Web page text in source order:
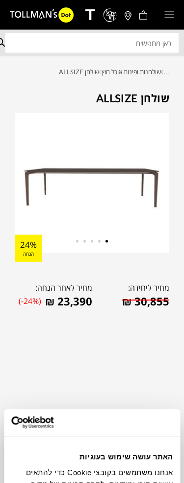
האתר עושה שימוש בעוגיות
אנחנו משתמשים בקובצי Cookie כדי להתאים
... שולחנות ופינות אוכל חוץ שולחן ALLSIZE
שולחן ALLSIZE
24%
הנחה
מחיר ליחידה:
₪30,855
מחיר לאחר הנחה:
₪ 23,390
(-24%)